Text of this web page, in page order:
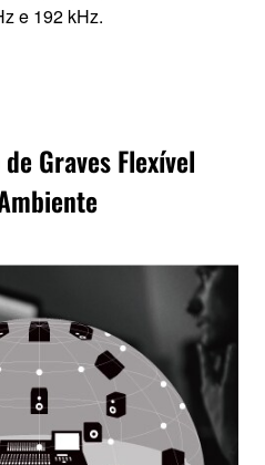
e 192 kHz.
Graves Flexível